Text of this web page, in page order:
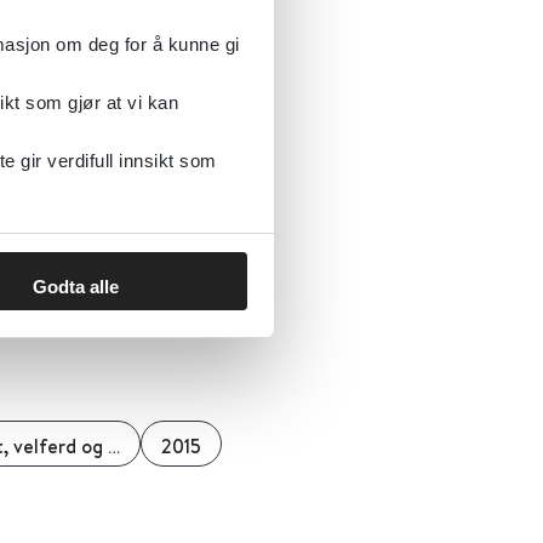
om deg for å kunne gi
som gjør at vi kan
gir verdifull innsikt som
Godta alle
NOVA - Norsk institutt for forskning om oppvekst, velferd og aldring 2015